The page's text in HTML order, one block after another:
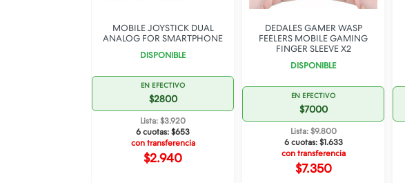
MOBILE JOYSTICK DUAL
ANALOG FOR SMARTPHONE
DISPONIBLE
EN EFECTIVO
$2800
Lista: $3.920
6 cuotas: $653
con transferencia
$2.940
DEDALES GAMER WASP
FEELERS MOBILE GAMING
FINGER SLEEVE X2
DISPONIBLE
EN EFECTIVO
$7000
Lista: $9.800
6 cuotas: $1.633
con transferencia
$7.350